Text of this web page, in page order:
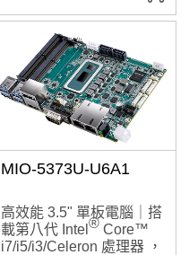
MIO-5373U-U6A1
高效能 3.5" 單板電腦｜搭
載第八代 Intel ® Core™
i7/i5/i3/Celeron 處理器 ，